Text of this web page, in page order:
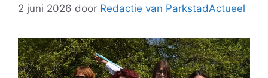
2 juni 2026 door Redactie van ParkstadActueel